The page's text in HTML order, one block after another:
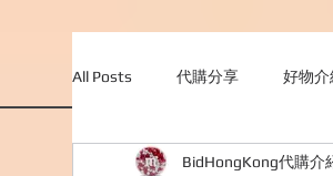
All Posts 代購分享 好物介
外國購物網站介紹BidHongKong代購介